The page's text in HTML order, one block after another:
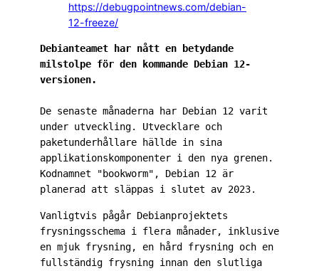
https://debugpointnews.com/debian-
12-freeze/
Debianteamet har nått en betydande
milstolpe för den kommande Debian 12-
De senaste månaderna har Debian 12 varit
under utveckling. Utvecklare och
paketunderhållare hällde in sina
applikationskomponenter i den nya grenen.
Kodnamnet "bookworm", Debian 12 är
planerad att släppas i slutet av 2023.
Vanligtvis pågår Debianprojektets
frysningsschema i flera månader, inklusive
en mjuk frysning, en hård frysning och en
fullständig frysning innan den slutliga